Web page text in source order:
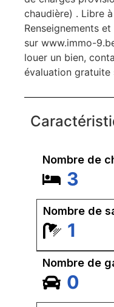
chaudière) . Libre
Renseignements
sur www.immo-
louer un bien,
évaluation gratuite
Nombre de
3
Nombre de
1
Nombre de
0